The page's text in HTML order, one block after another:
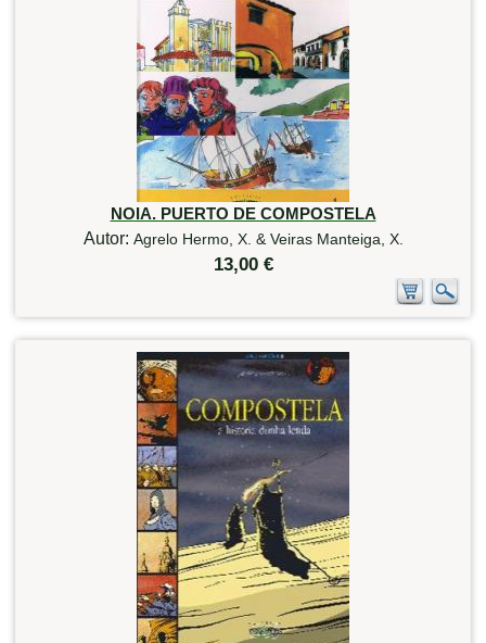
NOIA. PUERTO DE COMPOSTELA
Autor: Agrelo Hermo, X. & Veiras Manteiga, X.
13,00 €